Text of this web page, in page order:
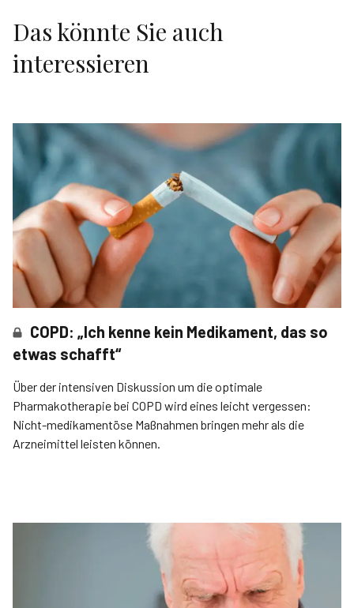
Das könnte Sie auch
interessieren
COPD: „Ich kenne kein Medikament, das so
etwas schafft“
Über der intensiven Diskussion um die optimale
Pharmakotherapie bei COPD wird eines leicht vergessen:
Nicht-medikamentöse Maßnahmen bringen mehr als die
Arzneimittel leisten können.